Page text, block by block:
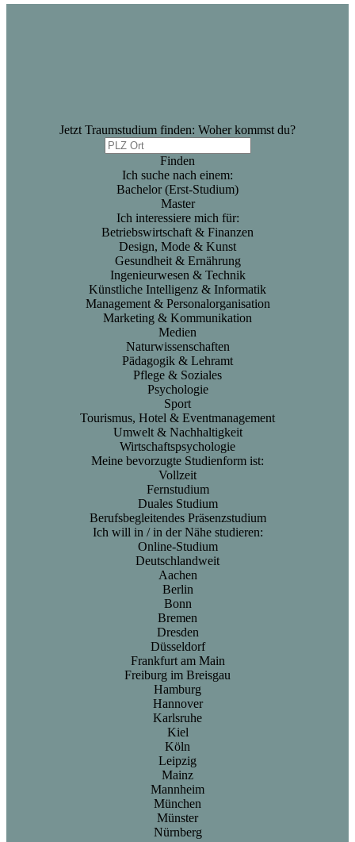
Jetzt Traumstudium finden: Woher kommst du?
Finden
Ich suche nach einem:
Bachelor (Erst-Studium)
Master
Ich interessiere mich für:
Betriebswirtschaft & Finanzen
Design, Mode & Kunst
Gesundheit & Ernährung
Ingenieurwesen & Technik
Künstliche Intelligenz & Informatik
Management & Personalorganisation
Marketing & Kommunikation
Medien
Naturwissenschaften
Pädagogik & Lehramt
Pflege & Soziales
Psychologie
Sport
Tourismus, Hotel & Eventmanagement
Umwelt & Nachhaltigkeit
Wirtschaftspsychologie
Meine bevorzugte Studienform ist:
Vollzeit
Fernstudium
Duales Studium
Berufsbegleitendes Präsenzstudium
Ich will in / in der Nähe studieren:
Online-Studium
Deutschlandweit
Aachen
Berlin
Bonn
Bremen
Dresden
Düsseldorf
Frankfurt am Main
Freiburg im Breisgau
Hamburg
Hannover
Karlsruhe
Kiel
Köln
Leipzig
Mainz
Mannheim
München
Münster
Nürnberg